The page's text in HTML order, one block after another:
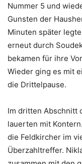
Nummer 5 und
Gunsten der
Minuten später
erneut durch
bekamen für ihre
Wieder ging es mit
die Drittelpause.
Im dritten Abschnitt
lauerten mit
die Feldkircher im
Überzahltreffer.